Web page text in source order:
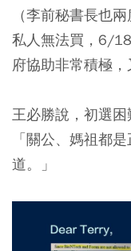
（李前秘書長也
私人無法買，6/
府協助非常積極，
王必勝說，初選困
「關公、媽祖都
道。」